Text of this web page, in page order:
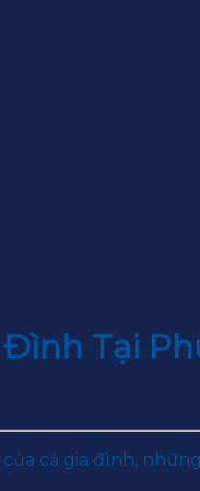
Tại
cả gia đình,